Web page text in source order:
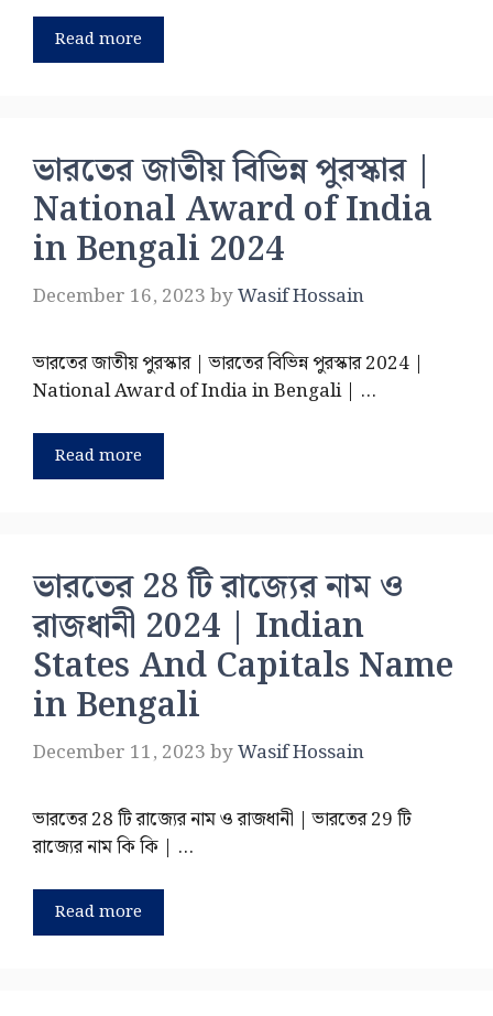
Read more
ভারতের জাতীয় বিভিন্ন পুরস্কার |
National Award of India
in Bengali 2024
December 16, 2023byWasif Hossain
ভারতের জাতীয় পুরস্কার | ভারতের বিভিন্ন পুরস্কার 2024 |
National Award of India in Bengali | …
Read more
ভারতের 28 টি রাজ্যের নাম ও
রাজধানী 2024 | Indian
States And Capitals Name
in Bengali
December 11, 2023byWasif Hossain
ভারতের 28 টি রাজ্যের নাম ও রাজধানী | ভারতের 29 টি
রাজ্যের নাম কি কি | …
Read more